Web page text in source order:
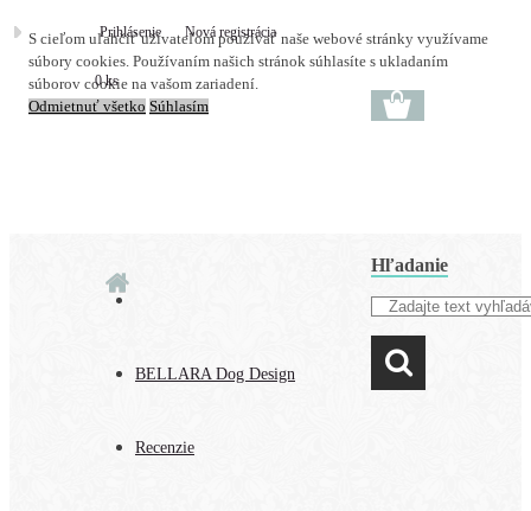
S cieľom uľahčiť užívateľom používať naše webové stránky využívame
súbory cookies. Používaním našich stránok súhlasíte s ukladaním
súborov cookie na vašom zariadení.
Odmietnuť všetko Súhlasím
BELLARA Dog Design
Recenzie
Hľadanie
Prihlásenie Nová registrácia
0 ks